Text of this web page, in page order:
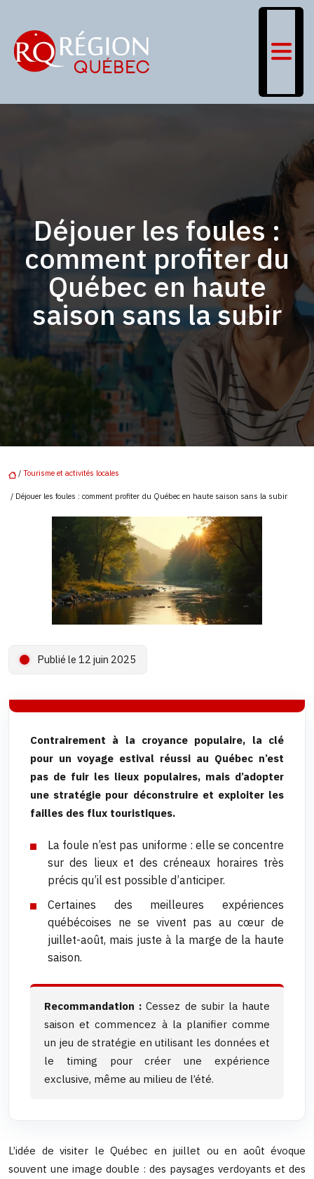
Déjouer les foules :
comment profiter du
Québec en haute
saison sans la subir
/ Tourisme et activités locales
/ Déjouer les foules : comment profiter du Québec en haute saison sans la subir
Publié le 12 juin 2025
Contrairement à la croyance populaire, la clé
pour un voyage estival réussi au Québec n’est
pas de fuir les lieux populaires, mais d’adopter
une stratégie pour déconstruire et exploiter les
failles des flux touristiques.
La foule n’est pas uniforme : elle se concentre
sur des lieux et des créneaux horaires très
précis qu’il est possible d’anticiper.
Certaines des meilleures expériences
québécoises ne se vivent pas au cœur de
juillet-août, mais juste à la marge de la haute
saison.
Recommandation : Cessez de subir la haute
saison et commencez à la planifier comme
un jeu de stratégie en utilisant les données et
le timing pour créer une expérience
exclusive, même au milieu de l’été.
L’idée de visiter le Québec en juillet ou en août évoque
souvent une image double : des paysages verdoyants et des